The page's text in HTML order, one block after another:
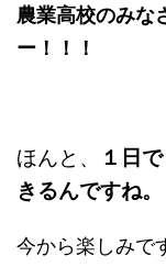
農業高校のみな
ー！！！
ほんと、
１日
きるんですね。
今から楽しみで